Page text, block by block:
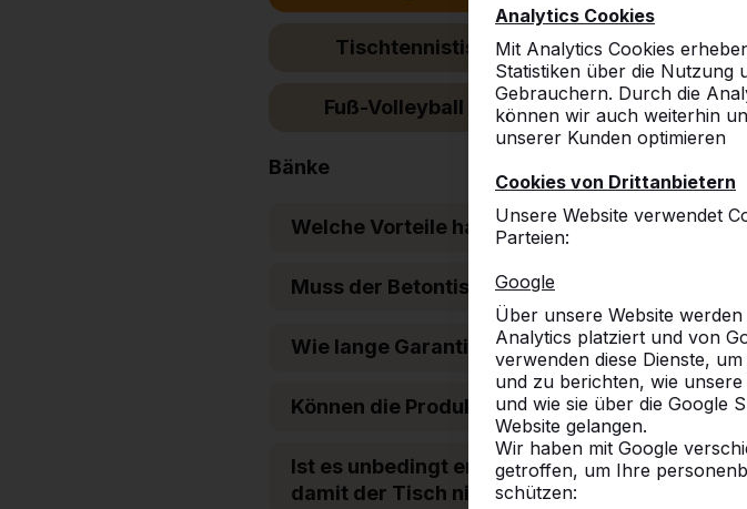
Analytics Cookies
Mit Analytics Cookies
Statistiken über die Nutzung
Gebrauchern. Durch die
können wir auch weiterhin
unserer Kunden optimieren
Cookies von Drittanbietern
Unsere Website verwendet
Parteien:
Google
Über unsere Website
Analytics platziert und von
verwenden diese Dienste,
und zu berichten, wie
und wie sie über die Google
Website gelangen.
Wir haben mit Google
getroffen, um Ihre
schützen:
Tischtennistische
Fuß-Volleyball Tisch
Bänke
Welche Vorteile hat Bambus?
Muss der Betontisch waagerecht stehen?
Wie lange Garantie gibt HeBlad auf die
Können die Produkte von HeBlad auch mit
Ist es unbedingt erforderlich, dass unter dem
damit der Tisch nicht einsinkt?